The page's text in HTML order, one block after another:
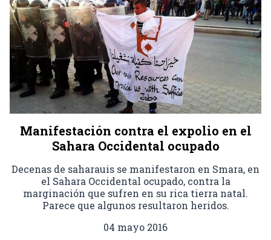
Manifestación contra el expolio en el
Sahara Occidental ocupado
Decenas de saharauis se manifestaron en Smara, en
el Sahara Occidental ocupado, contra la
marginación que sufren en su rica tierra natal.
Parece que algunos resultaron heridos.
04 mayo 2016